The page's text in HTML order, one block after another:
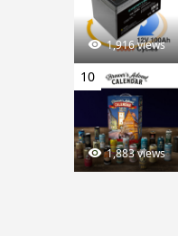
1,916 views
10
1,883 views